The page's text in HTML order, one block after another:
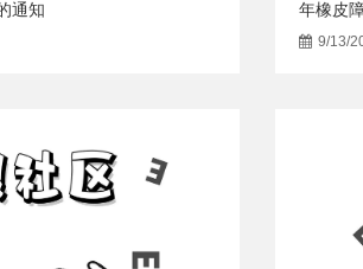
通知
年橡皮
9/13/